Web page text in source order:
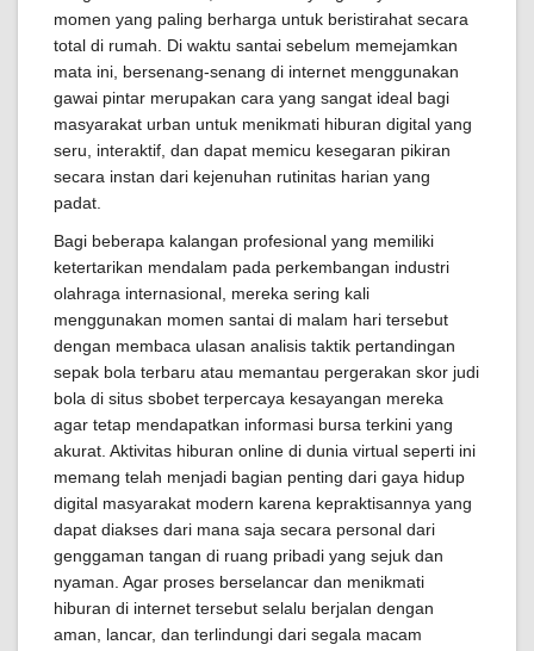
momen yang paling berharga untuk beristirahat secara
total di rumah. Di waktu santai sebelum memejamkan
mata ini, bersenang-senang di internet menggunakan
gawai pintar merupakan cara yang sangat ideal bagi
masyarakat urban untuk menikmati hiburan digital yang
seru, interaktif, dan dapat memicu kesegaran pikiran
secara instan dari kejenuhan rutinitas harian yang
padat.
Bagi beberapa kalangan profesional yang memiliki
ketertarikan mendalam pada perkembangan industri
olahraga internasional, mereka sering kali
menggunakan momen santai di malam hari tersebut
dengan membaca ulasan analisis taktik pertandingan
sepak bola terbaru atau memantau pergerakan skor judi
bola di situs sbobet terpercaya kesayangan mereka
agar tetap mendapatkan informasi bursa terkini yang
akurat. Aktivitas hiburan online di dunia virtual seperti ini
memang telah menjadi bagian penting dari gaya hidup
digital masyarakat modern karena kepraktisannya yang
dapat diakses dari mana saja secara personal dari
genggaman tangan di ruang pribadi yang sejuk dan
nyaman. Agar proses berselancar dan menikmati
hiburan di internet tersebut selalu berjalan dengan
aman, lancar, dan terlindungi dari segala macam